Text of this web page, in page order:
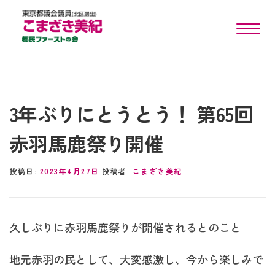
toggle
3年ぶりにとうとう！ 第65回
赤羽馬鹿祭り開催
投稿日: 2023年4月27日 投稿者: こまざき美紀
久しぶりに赤羽馬鹿祭りが開催されるとのこと
地元赤羽の民として、大変感激し、今から楽しみで